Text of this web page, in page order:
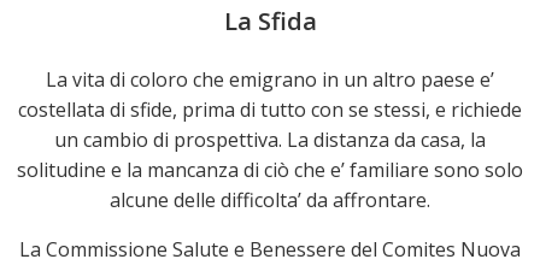
La Sfida
La vita di coloro che emigrano in un altro paese e’
costellata di sfide, prima di tutto con se stessi, e richiede
un cambio di prospettiva. La distanza da casa, la
solitudine e la mancanza di ciò che e’ familiare sono solo
alcune delle difficolta’ da affrontare.
La Commissione Salute e Benessere del Comites Nuova